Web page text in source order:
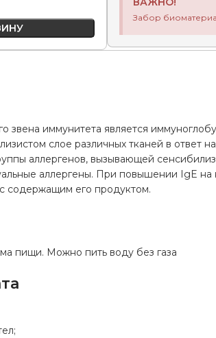
Забор
звена иммунитета является
слое различных тканей в ответ
аллергенов, вызывающей
аллергены. При повышении IgE на
содержащим его продуктом.
пищи. Можно пить воду без газа